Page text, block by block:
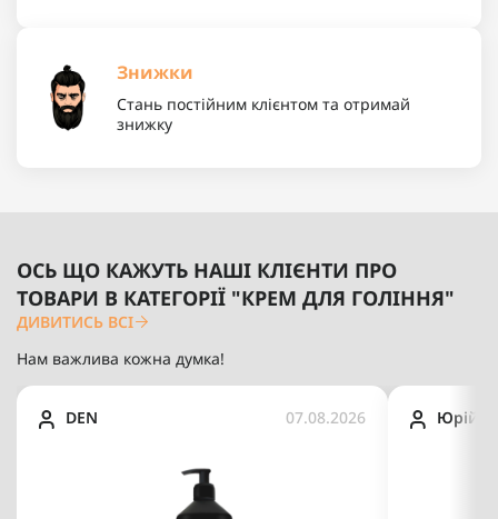
Знижки
Стань постійним клієнтом та отримай
знижку
ОСЬ ЩО КАЖУТЬ НАШІ КЛІЄНТИ ПРО
ТОВАРИ В КАТЕГОРІЇ "КРЕМ ДЛЯ ГОЛІННЯ"
ДИВИТИСЬ ВСІ
Нам важлива кожна думка!
DEN 07.08.2026 Юрій